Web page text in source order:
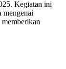
Kegiatan ini
mengenai